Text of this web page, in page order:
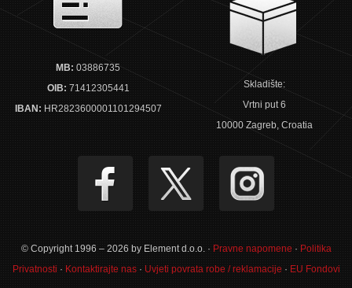
MB: 03886735
OIB: 71412305441
IBAN: HR2823600001101294507
Skladište:
Vrtni put 6
10000 Zagreb, Croatia
© Copyright 1996 – 2026 by Element d.o.o. · Pravne napomene · Politika
Privatnosti · Kontaktirajte nas· Uvjeti povrata robe / reklamacije · EU Fondovi